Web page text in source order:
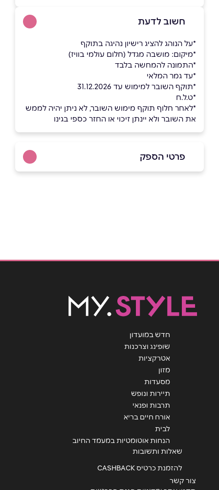
חשוב לדעת
*על הנוהג להציג רישיון נהיגה בתוקף
*מיקום: מושבה מגדל (חלום עולמי בוויז)
ָ*התמונה להמחשה בלבד
*עד גמר המלאי
*תוקף השובר למימוש עד 31.12.2026
*ט.ל.ח
*לאחר חלוף תוקף מימוש השובר, לא ניתן יהיה לממש
את השובר ולא יינתן זיכוי או החזר כספי בגינו
פרטי הספק
טלפון*
אנא חזרו אלי בקשר ל...
הודעה*
שליחה
חדש במועדון
שופינג וצרכנות
אטרקציות
מזון
מסעדות
תיירות ונופש
תרבות ופנאי
אורח חיים בריא
לבית
הנחות אוטומטיות במעמד החיוב
שאלות ותשובות
להזמנת כרטיס CASHBACK
צור קשר